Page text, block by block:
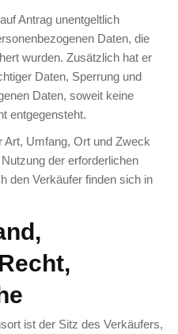
Antrag unentgeltlich
Daten, die
wurden. Zusätzlich hat er
Daten, Sperrung und
Daten, soweit keine
entgegensteht.
Art, Umfang, Ort und Zweck
der erforderlichen
den Verkäufer finden sich in
ist der Sitz des Verkäufers,